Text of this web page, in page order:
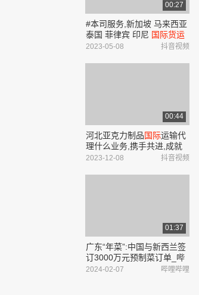
00:27
#本司服务,新加坡 马来西亚
泰国 菲律宾 印尼 国际货运
空运海运全球快递集运服
抖音视频
2023-05-08
00:44
河北亚克力制品国际运输代
理什么业务,携手共进,成就
多赢,共创国际货运
新纪元.
抖音视频
2023-12-08
01:37
广东“年菜”:中国与新西兰签
订3000万元预制菜订单_哔
哩哔哩_bilibili
哔哩哔哩
2024-02-07